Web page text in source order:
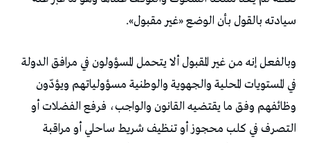
سيادته بالقول بأن الوضع «غير مقبول».
وبالفعل إنه من غير المقبول ألا يتحمل المسؤولون في مرافق الدولة
في المستويات المحلية والجهوية والوطنية مسؤولياتهم ويؤدّون
وظائفهم وفق ما يقتضيه القانون والواجب، فرفع الفضلات أو
التصرف في كلب محجوز أو تنظيف شريط ساحلي أو مراقبة